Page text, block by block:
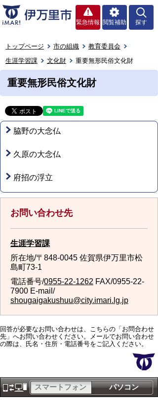
緊急情報 閲覧補助 探す
トップページ 市の組織
教育委員会
生涯学習課
文化財 重要無形民俗文化財
重要無形民俗文化財
脇野の大念仏
久原の大念仏
府招の浮立
お問い合わせ先
生涯学習課
所在地/〒848-0045 佐賀県伊万里市松
島町73-1
電話番号/0955-22-1262 FAX/0955-22-
7900 E-mail/
shougaigakushuu@city.imari.lg.jp
回答が必要なお問い合わせは、こちらの「お問合わせ
先」へお問い合わせください。メールでお問い合わせ
の際は、氏名・住所・電話番号をご記入ください。
パソコン
スマートフォン